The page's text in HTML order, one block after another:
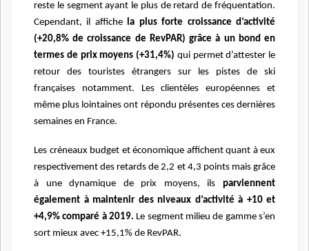
reste le segment ayant le plus de retard de fréquentation.
Cependant, il affiche la plus forte croissance d’activité
(+20,8% de croissance de RevPAR) grâce à un bond en
termes de prix moyens (+31,4%) qui permet d’attester le
retour des touristes étrangers sur les pistes de ski
françaises notamment. Les clientèles européennes et
même plus lointaines ont répondu présentes ces dernières
semaines en France.
Les créneaux budget et économique affichent quant à eux
respectivement des retards de 2,2 et 4,3 points mais grâce
à une dynamique de prix moyens, ils parviennent
également à maintenir des niveaux d’activité à +10 et
+4,9% comparé à 2019. Le segment milieu de gamme s’en
sort mieux avec +15,1% de RevPAR.